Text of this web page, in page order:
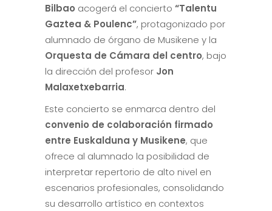
Bilbao acogerá el concierto “Talentu
Gaztea & Poulenc”, protagonizado por
alumnado de órgano de Musikene y la
Orquesta de Cámara del centro, bajo
la dirección del profesor Jon
Malaxetxebarria.
Este concierto se enmarca dentro del
convenio de colaboración firmado
entre Euskalduna y Musikene, que
ofrece al alumnado la posibilidad de
interpretar repertorio de alto nivel en
escenarios profesionales, consolidando
su desarrollo artístico en contextos